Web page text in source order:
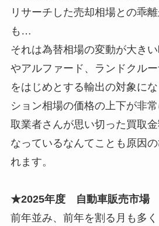
リサーチした売却相場との乖
も…
それは為替相場の変動が大き
やアルファード、ランドクル
をはじめとする輸出の対象に
ション相場の価格の上下が非
取業者さんが思い切った買取
なっているなんてことも原因
れます。
★2025年度 自動車販売市場
前年並み、前年を割る月も多